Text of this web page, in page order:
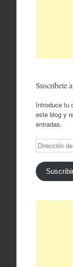
Suscríbete
Introduce tu
este blog y
entradas.
Dirección
de
correo
electrónico